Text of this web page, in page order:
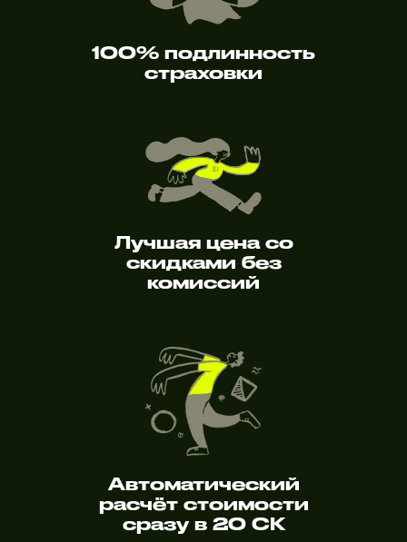
100% подлинность
страховки
Лучшая цена со
скидками без
комиссий
Автоматический
расчёт стоимости
сразу в 20 СК